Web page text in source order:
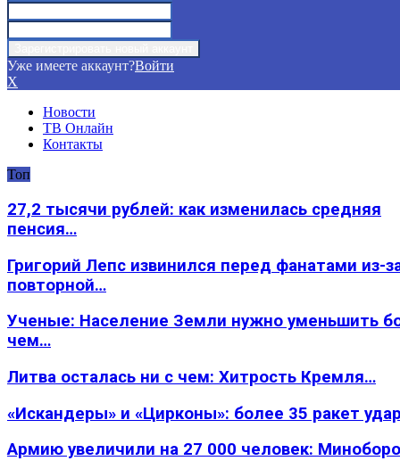
Уже имеете аккаунт?Войти
X
Новости
ТВ Онлайн
Контакты
Топ
27,2 тысячи рублей: как изменилась средняя
пенсия…
Григорий Лепс извинился перед фанатами из-
повторной…
Ученые: Население Земли нужно уменьшить
чем…
Литва осталась ни с чем: Хитрость Кремля…
«Искандеры» и «Цирконы»: более 35 ракет
Армию увеличили на 27 000 человек: